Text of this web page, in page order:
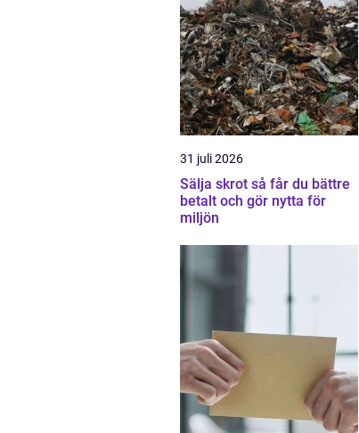
31 juli 2026
Sälja skrot så får du bättre
betalt och gör nytta för
miljön